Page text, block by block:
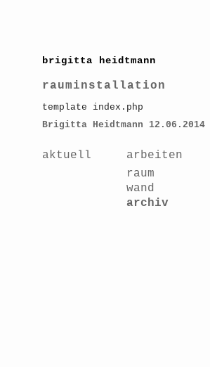
brigitta heidtmann
rauminstallation
template index.php
Brigitta Heidtmann
12.06.2014
aktuell
arbeiten
raum
wand
archiv